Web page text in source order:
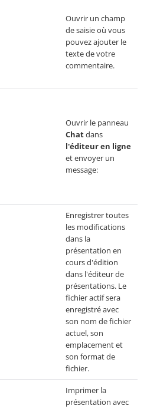
Ouvrir un champ
de saisie où vous
pouvez ajouter le
texte de votre
commentaire.
Ouvrir le panneau
Chatdans
l'éditeur en ligne
et envoyer un
message:
Enregistrer toutes
les modifications
dans la
présentation en
cours d'édition
dans l'éditeur de
présentations. Le
fichier actif sera
enregistré avec
son nom de fichier
actuel, son
emplacement et
son format de
fichier.
Imprimer la
présentation avec